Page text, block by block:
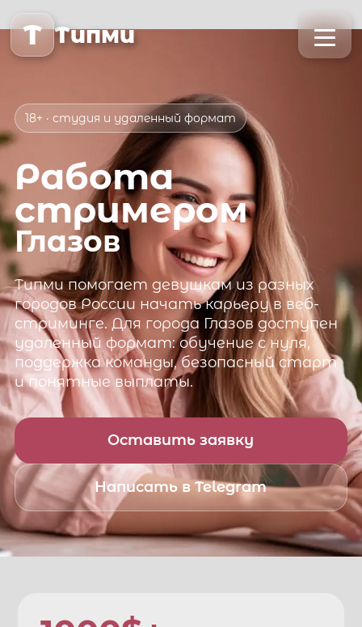
T Типми
18+ · студия и удаленный формат
Работа
стримером
Глазов
Типмипомогает девушкам из разных
городов России начать карьеру в веб-
стриминге. Для города Глазов доступен
удаленный формат: обучение с нуля,
поддержка команды, безопасный старт
и понятные выплаты.
Оставить заявку
Написать в Telegram